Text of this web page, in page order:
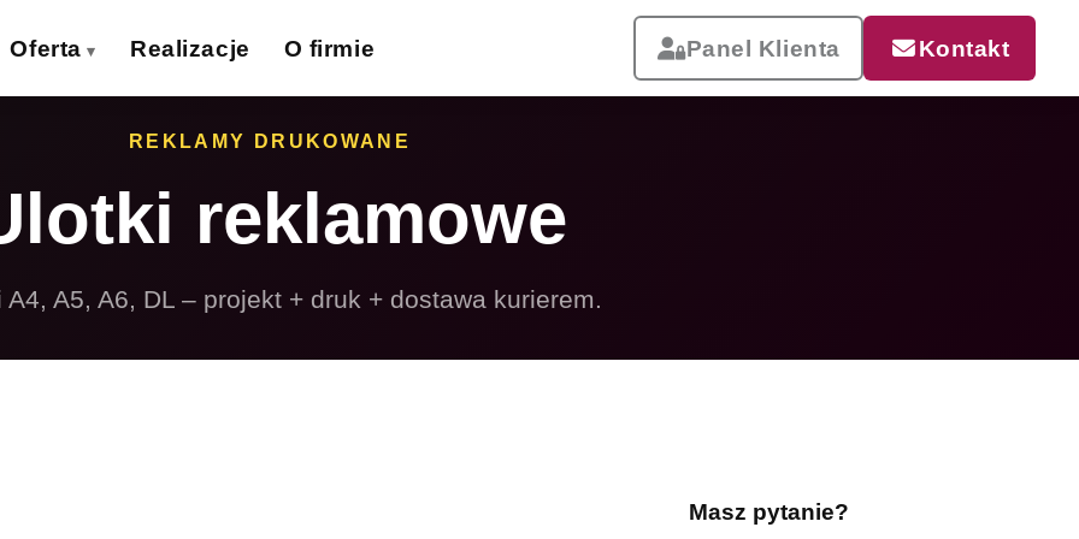
Oferta
› Ulotki
› Banery wielkoformat.
Rollupy ›
Zobacz całą ofertę
Realizacje O firmie Panel Klienta Kontakt
REKLAMY DRUKOWANE
reklamowe
A4, A5, A6, DL – projekt + druk + dostawa kurierem.
Masz pytanie?